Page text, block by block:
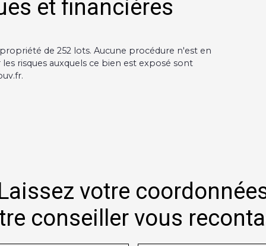
et financières
de 252 lots. Aucune procédure n'est en
risques auxquels ce bien est exposé sont
votre
conseiller vous